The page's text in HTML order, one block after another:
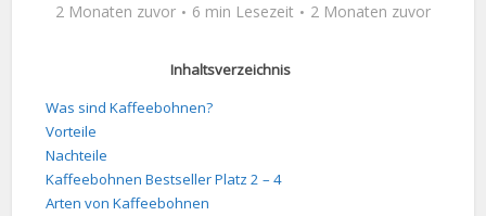
2 Monaten zuvor 6 min Lesezeit 2 Monaten zuvor
Inhaltsverzeichnis
Was sind Kaffeebohnen?
Vorteile
Nachteile
Kaffeebohnen Bestseller Platz 2 – 4
Arten von Kaffeebohnen